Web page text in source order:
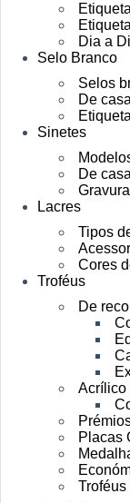
Dia a
Selo Branco
Selos
De
Sinetes
De
Lacres
Tipos
Cores
Troféus
De
Acrílico
Placas